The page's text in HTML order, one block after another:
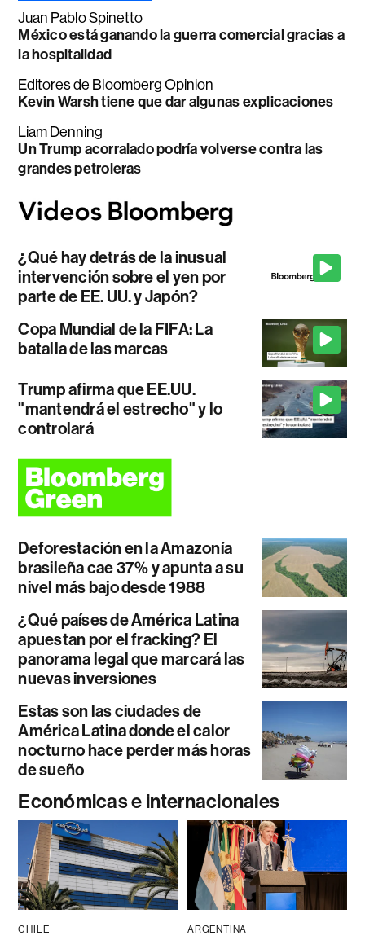
Juan Pablo Spinetto
México está ganando la guerra comercial gracias a
la hospitalidad
Editores de Bloomberg Opinion
Kevin Warsh tiene que dar algunas explicaciones
Liam Denning
Un Trump acorralado podría volverse contra las
grandes petroleras
¿Qué hay detrás de la inusual
intervención sobre el yen por
parte de EE. UU. y Japón?
Copa Mundial de la FIFA: La
batalla de las marcas
Trump afirma que EE.UU.
"mantendrá el estrecho" y lo
controlará
Deforestación en la Amazonía
brasileña cae 37% y apunta a su
nivel más bajo desde 1988
¿Qué países de América Latina
apuestan por el fracking? El
panorama legal que marcará las
nuevas inversiones
Estas son las ciudades de
América Latina donde el calor
nocturno hace perder más horas
de sueño
Económicas e internacionales
CHILE ARGENTINA